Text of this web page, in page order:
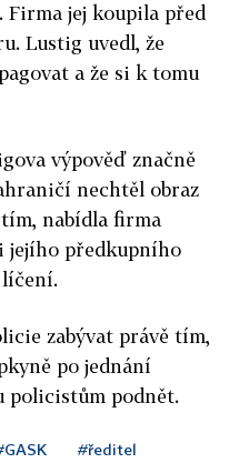
Firma jej koupila před
Lustig uvedl, že
a že si k tomu
výpověď značně
nechtěl obraz
nabídla firma
jejího předkupního
líčení.
zabývat právě tím,
po jednání
policistům podnět.
#ředitel